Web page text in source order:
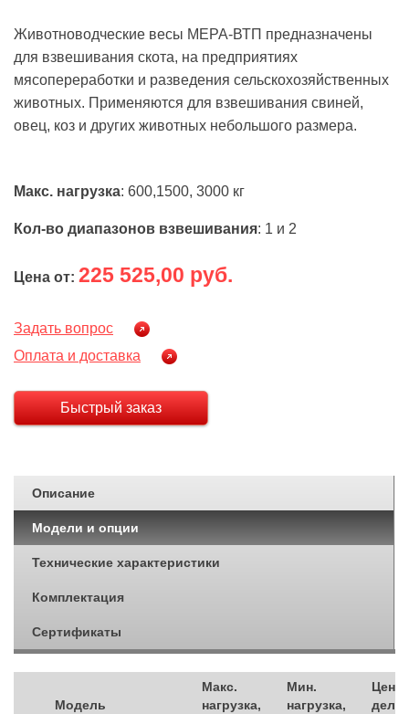
Животноводческие весы МЕРА-ВТП предназначены
для взвешивания скота, на предприятиях
мясопереработки и разведения сельскохозяйственных
животных. Применяются для взвешивания свиней,
овец, коз и других животных небольшого размера.
Макс. нагрузка: 600,1500, 3000 кг
Кол-во диапазонов взвешивания: 1 и 2
Цена от: 225 525,00 руб.
Задать вопрос
Оплата и доставка
Быстрый заказ
Описание
Модели и опции
Технические характеристики
Комплектация
Сертификаты
Модель
Макс.
нагрузка,
Мин.
нагрузка,
Цена